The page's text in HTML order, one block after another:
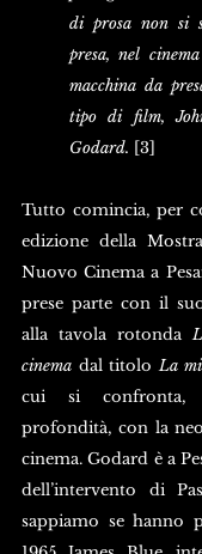
di prosa non si
presa, nel
macchina da
tipo di film,
Godard. [3]
Tutto comincia, per
edizione della
Nuovo Cinema a
prese parte con il
alla tavola rotonda
cinema dal titolo La
cui si confronta,
profondità, con la
cinema. Godard è a
dell’intervento di
sappiamo se hanno